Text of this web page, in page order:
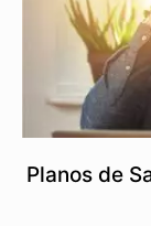
Planos de